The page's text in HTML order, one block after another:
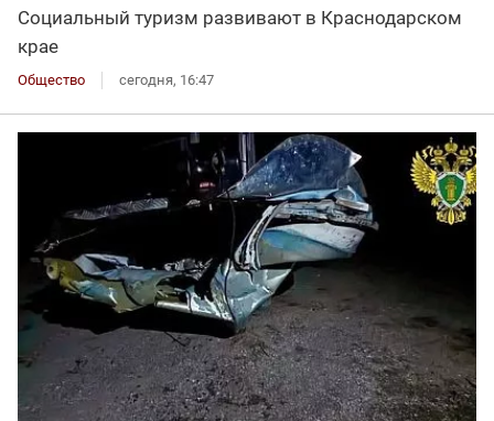
Социальный туризм развивают в Краснодарском
крае
Общество сегодня, 16:47